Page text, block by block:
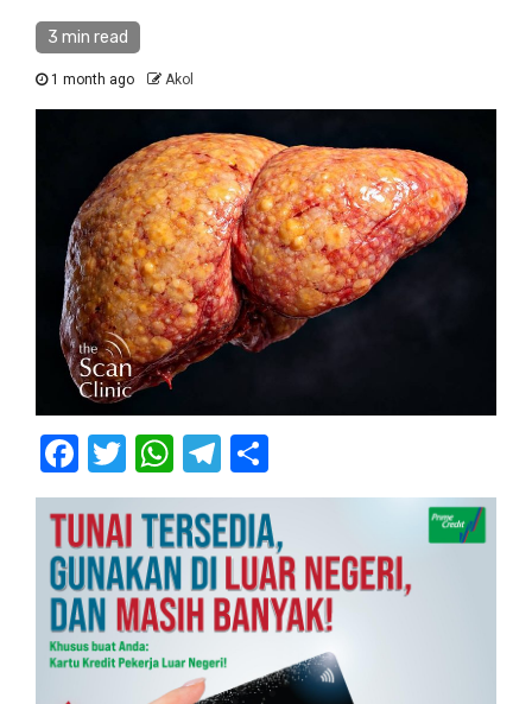
3 min read
1 month ago Akol
Facebook
Twitter
WhatsApp
Telegram